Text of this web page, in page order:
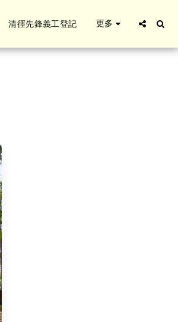
清徑先鋒義工登記 更多